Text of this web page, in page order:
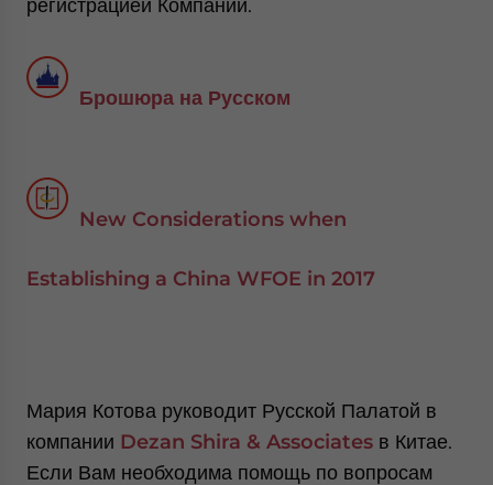
регистрацией Компании.
Брошюра на Русском
New Considerations when
Establishing a China WFOE in 2017
Мария Котова руководит Русской Палатой в
компании Dezan Shira & Associates в Китае.
Если Вам необходима помощь по вопросам